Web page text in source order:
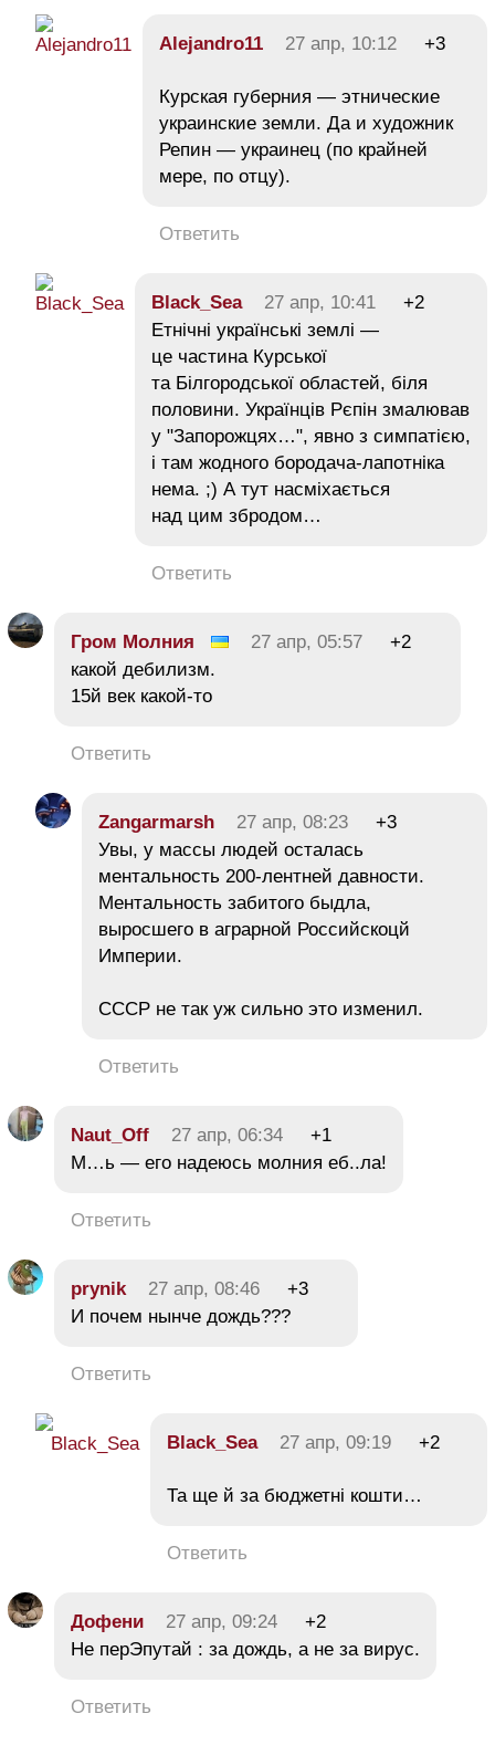
Alejandro11 27 апр, 10:12 +3
Курская губерния — этнические
украинские земли. Да и художник
Репин — украинец (по крайней
мере, по отцу).
Ответить
Black_Sea 27 апр, 10:41
+2
Етнічні українські землі —
це частина Курської
та Білгородської областей, біля
половини. Українців Рєпін змалював
у "Запорожцях…", явно з симпатією,
і там жодного бородача-лапотніка
нема. ;) А тут насміхається
над цим збродом…
Ответить
Гром Молния 27 апр, 05:57
+2
какой дебилизм.
15й век какой-то
Ответить
Zangarmarsh 27 апр, 08:23
+3
Увы, у массы людей осталась
ментальность 200-лентней давности.
Ментальность забитого быдла,
выросшего в аграрной Российскоцй
Империи.
СССР не так уж сильно это изменил.
Ответить
Naut_Off 27 апр, 06:34
+1
М…ь — его надеюсь молния еб..ла!
Ответить
prynik 27 апр, 08:46
+3
И почем нынче дождь???
Ответить
Black_Sea 27 апр, 09:19 +2
Та ще й за бюджетні кошти…
Ответить
Дофени 27 апр, 09:24
+2
Не перЭпутай : за дождь, а не за вирус.
Ответить